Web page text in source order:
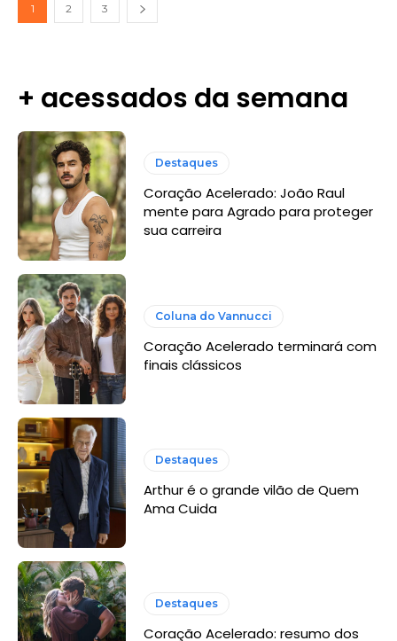
1 2 3
+ acessados da semana
Destaques
Coração Acelerado: João Raul
mente para Agrado para proteger
sua carreira
Coluna do Vannucci
Coração Acelerado terminará com
finais clássicos
Destaques
Arthur é o grande vilão de Quem
Ama Cuida
Destaques
Coração Acelerado: resumo dos